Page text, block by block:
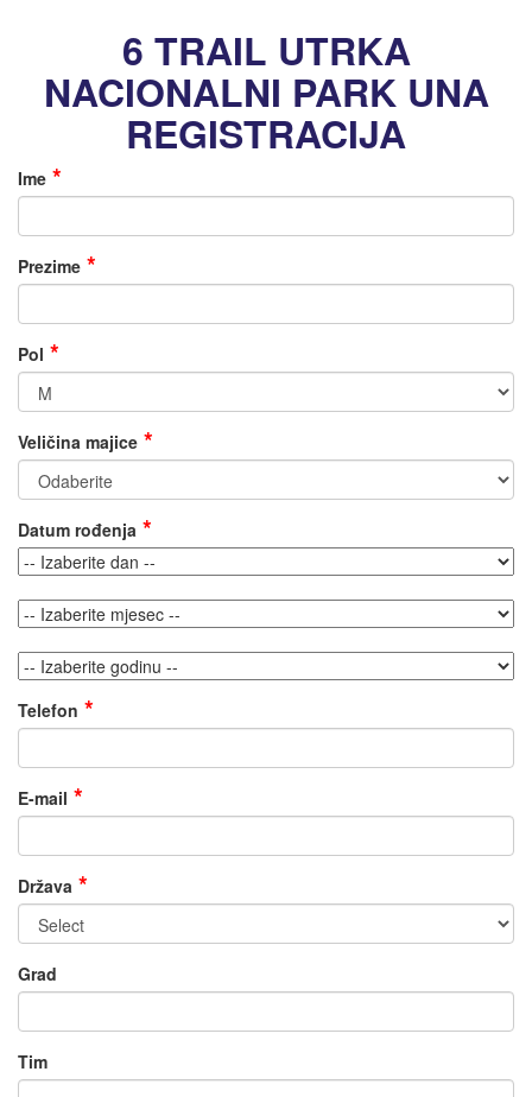
6 TRAIL UTRKA
NACIONALNI PARK UNA
REGISTRACIJA
Ime
Prezime
Pol
Veličina majice
Datum rođenja
Telefon
E-mail
Država
Grad
Tim